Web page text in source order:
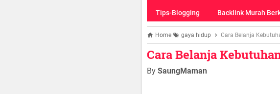
Tips-Blogging Backlink Murah
Home gaya hidup Cara Belanja
Cara Belanja
By SaungMaman